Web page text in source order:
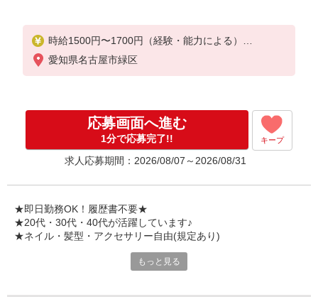
時給1500円〜1700円（経験・能力による）
※残業代支給
★交通費全額支給
入社祝い金10万円支給(規定有)
お友達を紹介頂くと,
インセンティブ支給(規定有)
゜・。○。・゜+゜・。○。・゜+゜
愛知県名古屋市緑区
応募画面へ進む
1分で応募完了!! キープ
求人応募期間：2026/08/07～2026/08/31
★即日勤務OK！履歴書不要★
★20代・30代・40代が活躍しています♪
★ネイル・髪型・アクセサリー自由(規定あり)
各キャリアの新機種が特別価格で購入OK！！
もっと見る